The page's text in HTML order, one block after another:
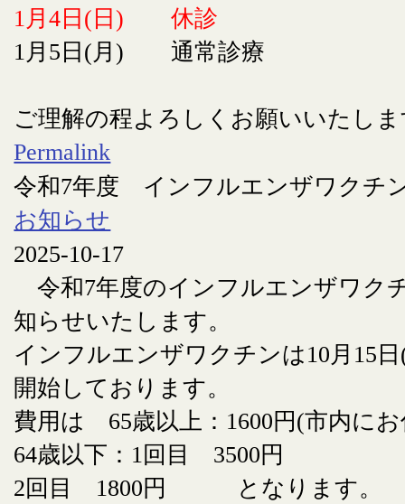
1月4日(日) 休診
1月5日(月) 通常診療
ご理解の程よろしくお願いいたし
Permalink
令和7年度 インフルエンザワクチ
お知らせ
2025-10-17
令和7年度のインフルエンザワク
知らせいたします。
インフルエンザワクチンは10月15
開始しております。
費用は 65歳以上：1600円(市内に
64歳以下：1回目 3500円
2回目 1800円 となります。